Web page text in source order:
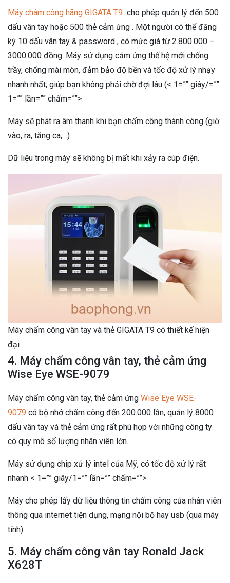
Máy châm công hãng GIGATA T9 cho phép quản lý đến 500
dấu vân tay hoặc 500 thẻ cảm ứng . Một người có thể đăng
ký 10 dấu vân tay & password , có mức giá từ 2.800.000 –
3000.000 đồng. Máy sử dụng cảm ứng thế hệ mới chống
trầy, chống mài mòn, đảm bảo độ bền và tốc độ xử lý nhạy
nhanh nhất, giúp bạn không phải chờ đợi lâu (< 1=”” giây/=””
1=”” lần=”” chấm=””>
Máy sẽ phát ra âm thanh khi bạn chấm công thành công (giờ
vào, ra, tăng ca,…)
Dữ liệu trong máy sẽ không bị mất khi xảy ra cúp điện.
Máy chấm công vân tay và thẻ GIGATA T9 có thiết kế hiện
đại
4. Máy chấm công vân tay, thẻ cảm ứng
Wise Eye WSE-9079
Máy chấm công vân tay, thẻ cảm ứng Wise Eye WSE-
9079 có bộ nhớ chấm công đến 200.000 lần, quản lý 8000
dấu vân tay và thẻ cảm ứng rất phù hợp với những công ty
có quy mô số lượng nhân viên lớn.
Máy sử dụng chip xử lý intel của Mỹ, có tốc độ xử lý rất
nhanh < 1=”” giây/1=”” lần=”” chấm=””>
Máy cho phép lấy dữ liệu thông tin chấm công của nhân viên
thông qua internet tiện dụng, mạng nội bộ hay usb (qua máy
tính).
5. Máy chấm công vân tay Ronald Jack
X628T